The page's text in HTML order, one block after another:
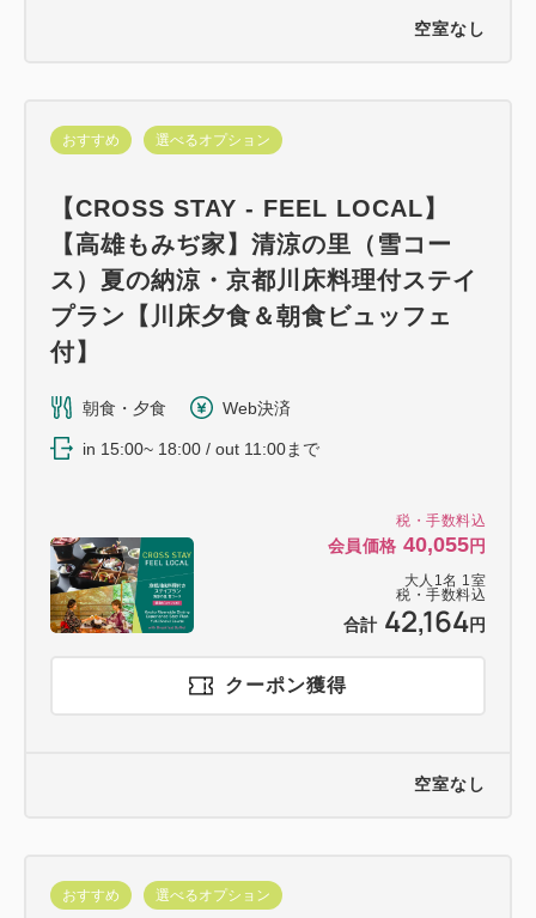
空室なし
税・手数料込
会員価格 40,055円
大人 1名 1室
税・手数料込
合計 42,164円
おすすめ 選べるオプション
【CROSS STAY - FEEL LOCAL】
【高雄もみぢ家】清涼の里（雪コー
ス）夏の納涼・京都川床料理付ステイ
プラン【川床夕食＆朝食ビュッフェ
付】
朝食・夕食 Web決済
in 15:00~ 18:00 / out 11:00まで
クーポン獲得
空室なし
おすすめ 選べるオプション